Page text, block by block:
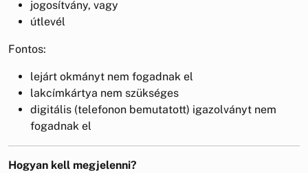
jogosítvány, vagy
útlevél
Fontos:
lejárt okmányt nem fogadnak el
lakcímkártya nem szükséges
digitális (telefonon bemutatott) igazolványt nem
fogadnak el
Hogyan kell megjelenni?